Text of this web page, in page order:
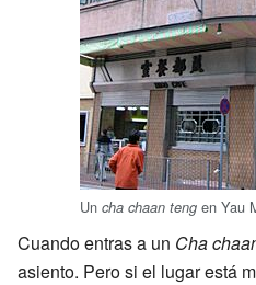
Un cha chaan teng en Yau
Cuando entras a un Cha
asiento. Pero si el lugar está